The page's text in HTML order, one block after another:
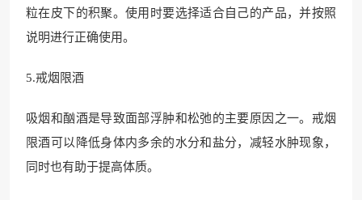
粒在皮下的积聚。使用时要选择适合自己的产品，并按照
说明进行正确使用。
5.戒烟限酒
吸烟和酗酒是导致面部浮肿和松弛的主要原因之一。戒烟
限酒可以降低身体内多余的水分和盐分，减轻水肿现象，
同时也有助于提高体质。